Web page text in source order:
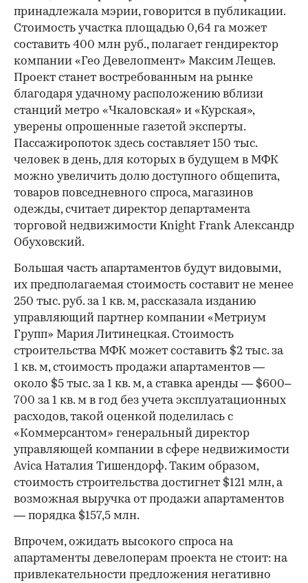
принадлежала мэрии, говорится в публикации.
Стоимость участка площадью 0,64 га может
составить 400 млн руб., полагает гендиректор
компании «Гео Девелопмент» Максим Лещев.
Проект станет востребованным на рынке
благодаря удачному расположению вблизи
станций метро «Чкаловская» и «Курская»,
уверены опрошенные газетой эксперты.
Пассажиропоток здесь составляет 150 тыс.
человек в день, для которых в будущем в МФК
можно увеличить долю доступного общепита,
товаров повседневного спроса, магазинов
одежды, считает директор департамента
торговой недвижимости Knight Frank Александр
Обуховский.
Большая часть апартаментов будут видовыми,
их предполагаемая стоимость составит не менее
250 тыс. руб. за 1 кв. м, рассказала изданию
управляющий партнер компании «Метриум
Групп» Мария Литинецкая. Стоимость
строительства МФК может составить $2 тыс. за
1 кв. м, стоимость продажи апартаментов —
около $5 тыс. за 1 кв. м, а ставка аренды — $600–
700 за 1 кв. м в год без учета эксплуатационных
расходов, такой оценкой поделилась с
«Коммерсантом» генеральный директор
управляющей компании в сфере недвижимости
Avica Наталия Тишендорф. Таким образом,
стоимость строительства достигнет $121 млн, а
возможная выручка от продажи апартаментов
— порядка $157,5 млн.
Впрочем, ожидать высокого спроса на
апартаменты девелоперам проекта не стоит: на
привлекательности предложения негативно